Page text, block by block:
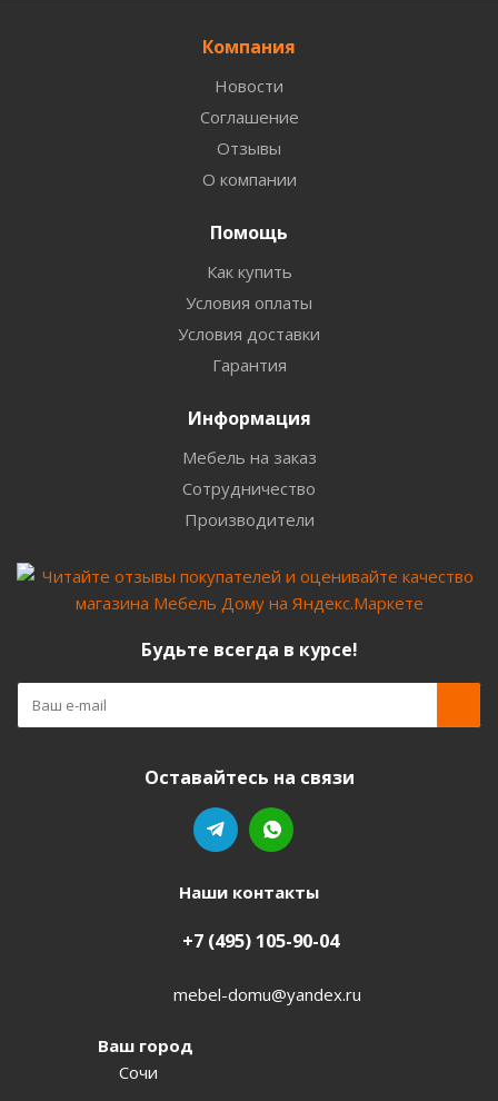
Компания
Новости
Соглашение
Отзывы
О компании
Помощь
Как купить
Условия оплаты
Условия доставки
Гарантия
Информация
Мебель на заказ
Сотрудничество
Производители
Будьте всегда в курсе!
Оставайтесь на связи
Наши контакты
+7 (495) 105-90-04
mebel-domu@yandex.ru
Ваш город
Сочи